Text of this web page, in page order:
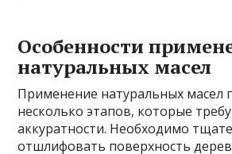
Особенности
натуральных масел
Применение натуральных масел
несколько этапов, которые
аккуратности. Необходимо
отшлифовать поверхность